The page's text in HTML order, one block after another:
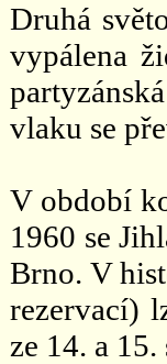
Druhá
vypálena
vlaku se
V období
1960 se
Brno. V
rezervací)
ze 14. a